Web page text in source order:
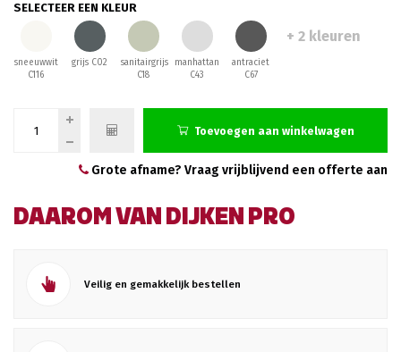
SELECTEER EEN KLEUR
sneeuwwit
C116
grijs C02
sanitairgrijs
C18
manhattan
C43
antraciet
C67
+ 2 kleuren
Toevoegen aan winkelwagen
Grote afname? Vraag vrijblijvend een offerte aan
DAAROM VAN DIJKEN PRO
Veilig en gemakkelijk bestellen